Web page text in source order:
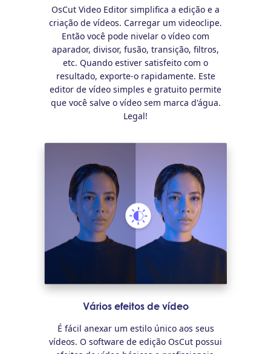
OsCut Video Editor simplifica a edição e a
criação de vídeos. Carregar um videoclipe.
Então você pode nivelar o vídeo com
aparador, divisor, fusão, transição, filtros,
etc. Quando estiver satisfeito com o
resultado, exporte-o rapidamente. Este
editor de vídeo simples e gratuito permite
que você salve o vídeo sem marca d'água.
Legal!
Vários efeitos de vídeo
É fácil anexar um estilo único aos seus
vídeos. O software de edição OsCut possui